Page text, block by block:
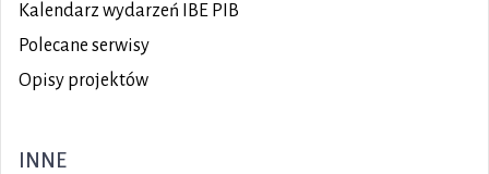
Kalendarz wydarzeń IBE PIB
Polecane serwisy
Opisy projektów
INNE